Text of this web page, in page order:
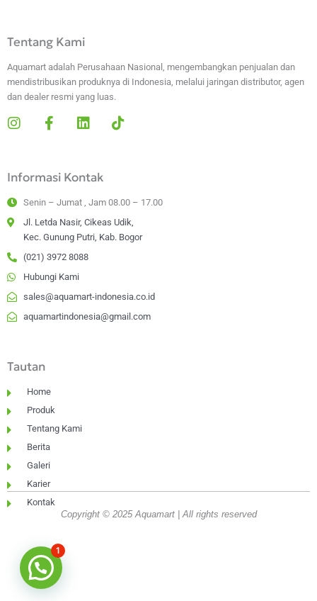
Tentang Kami
Aquamart adalah Perusahaan Nasional, mengembangkan penjualan dan
mendistribusikan produknya di Indonesia, melalui jaringan distributor, agen
dan dealer resmi yang luas.
I
a
g
r
a
m
F
b
o
k
-
f
L
e
i
n
T
Informasi Kontak
Senin – Jumat , Jam 08.00 – 17.00
Jl. Letda Nasir, Cikeas Udik,
Kec. Gunung Putri, Kab. Bogor
(021) 3972 8088
Hubungi Kami
sales@aquamart-indonesia.co.id
aquamartindonesia@gmail.com
Tautan
Home
Produk
Tentang Kami
Berita
Galeri
Karier
Kontak
Copyright © 2025 Aquamart | All rights reserved
1